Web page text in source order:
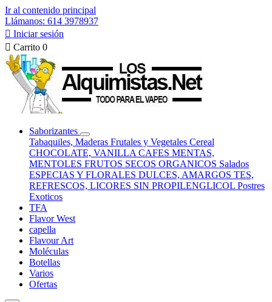
Ir al contenido principal
Llámanos: 614 3978937
 Iniciar sesión
 Carrito 0
Saborizantes
Tabaquiles, Maderas Frutales y Vegetales Cereal
CHOCOLATE, VANILLA CAFES MENTAS,
MENTOLES FRUTOS SECOS ORGANICOS Salados
ESPECIAS Y FLORALES DULCES, AMARGOS TES,
REFRESCOS, LICORES SIN PROPILENGLICOL Postres
Exoticos
TFA
Flavor West
capella
Flavour Art
Moléculas
Botellas
Varios
Ofertas